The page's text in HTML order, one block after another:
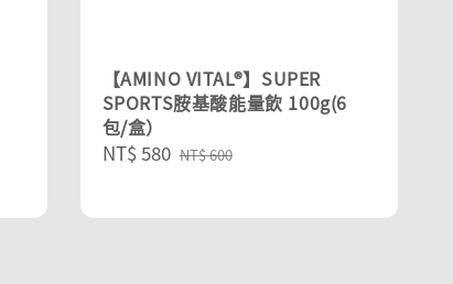
【AMINO VITAL®】SUPER
SPORTS胺基酸能量飲 100g(6
包/盒）
Sale
NT$ 580 Regular
NT$ 600